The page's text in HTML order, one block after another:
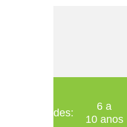
Idades:
6 a
10 anos